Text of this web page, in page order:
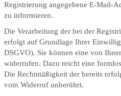
Registrierung angegebene E-Mail-
zu informieren.
Die Verarbeitung der bei der
erfolgt auf Grundlage Ihrer
DSGVO). Sie können eine von
widerrufen. Dazu reicht eine
Die Rechtmäßigkeit der bereits
vom Widerruf unberührt.